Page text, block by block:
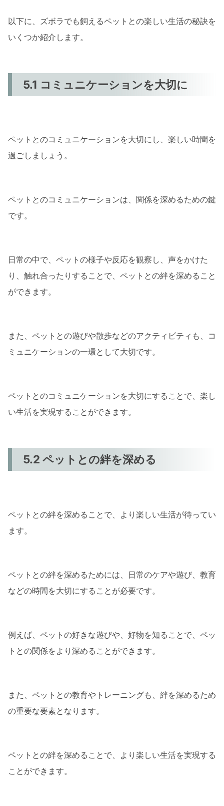
以下に、ズボラでも飼えるペットとの楽しい生活の秘訣を
いくつか紹介します。
5.1 コミュニケーションを大切に
ペットとのコミュニケーションを大切にし、楽しい時間を
過ごしましょう。
ペットとのコミュニケーションは、関係を深めるための鍵
です。
日常の中で、ペットの様子や反応を観察し、声をかけた
り、触れ合ったりすることで、ペットとの絆を深めること
ができます。
また、ペットとの遊びや散歩などのアクティビティも、コ
ミュニケーションの一環として大切です。
ペットとのコミュニケーションを大切にすることで、楽し
い生活を実現することができます。
5.2 ペットとの絆を深める
ペットとの絆を深めることで、より楽しい生活が待ってい
ます。
ペットとの絆を深めるためには、日常のケアや遊び、教育
などの時間を大切にすることが必要です。
例えば、ペットの好きな遊びや、好物を知ることで、ペッ
トとの関係をより深めることができます。
また、ペットとの教育やトレーニングも、絆を深めるため
の重要な要素となります。
ペットとの絆を深めることで、より楽しい生活を実現する
ことができます。